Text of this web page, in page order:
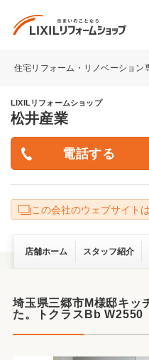
住宅リフォーム・リノベーショ
LIXILリフォームショップ
松井産業
この会社のウェブサイト
店舗ホーム スタッフ紹介
埼玉県三郷市M様邸キッ
た。トクラスBb W2550